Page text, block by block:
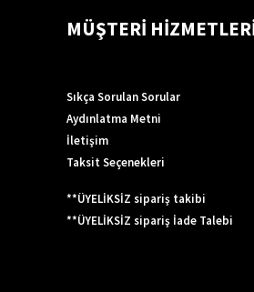
MÜŞTERİ
Sıkça Sorulan Sorular
Aydınlatma Metni
İletişim
Taksit Seçenekleri
**ÜYELİKSİZ sipariş takibi
**ÜYELİKSİZ sipariş İade Talebi